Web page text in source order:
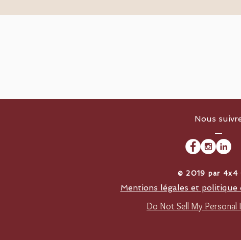
Nous
​© 2019 par 4x4
Mentions légales et politique
Do Not Sell My